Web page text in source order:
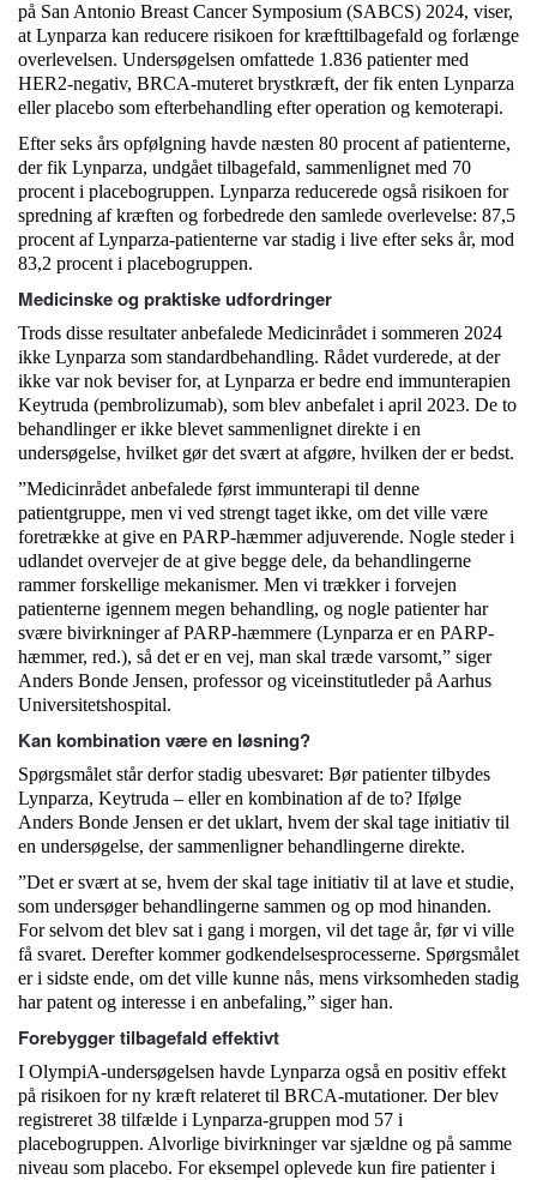
på San Antonio Breast Cancer Symposium (SABCS) 2024, viser,
at Lynparza kan reducere risikoen for kræfttilbagefald og forlænge
overlevelsen. Undersøgelsen omfattede 1.836 patienter med
HER2-negativ, BRCA-muteret brystkræft, der fik enten Lynparza
eller placebo som efterbehandling efter operation og kemoterapi.
Efter seks års opfølgning havde næsten 80 procent af patienterne,
der fik Lynparza, undgået tilbagefald, sammenlignet med 70
procent i placebogruppen. Lynparza reducerede også risikoen for
spredning af kræften og forbedrede den samlede overlevelse: 87,5
procent af Lynparza-patienterne var stadig i live efter seks år, mod
83,2 procent i placebogruppen.
Medicinske og praktiske udfordringer
Trods disse resultater anbefalede Medicinrådet i sommeren 2024
ikke Lynparza som standardbehandling. Rådet vurderede, at der
ikke var nok beviser for, at Lynparza er bedre end immunterapien
Keytruda (pembrolizumab), som blev anbefalet i april 2023. De to
behandlinger er ikke blevet sammenlignet direkte i en
undersøgelse, hvilket gør det svært at afgøre, hvilken der er bedst.
”Medicinrådet anbefalede først immunterapi til denne
patientgruppe, men vi ved strengt taget ikke, om det ville være
foretrække at give en PARP-hæmmer adjuverende. Nogle steder i
udlandet overvejer de at give begge dele, da behandlingerne
rammer forskellige mekanismer. Men vi trækker i forvejen
patienterne igennem megen behandling, og nogle patienter har
svære bivirkninger af PARP-hæmmere (Lynparza er en PARP-
hæmmer, red.), så det er en vej, man skal træde varsomt,” siger
Anders Bonde Jensen, professor og viceinstitutleder på Aarhus
Universitetshospital.
Kan kombination være en løsning?
Spørgsmålet står derfor stadig ubesvaret: Bør patienter tilbydes
Lynparza, Keytruda – eller en kombination af de to? Ifølge
Anders Bonde Jensen er det uklart, hvem der skal tage initiativ til
en undersøgelse, der sammenligner behandlingerne direkte.
”Det er svært at se, hvem der skal tage initiativ til at lave et studie,
som undersøger behandlingerne sammen og op mod hinanden.
For selvom det blev sat i gang i morgen, vil det tage år, før vi ville
få svaret. Derefter kommer godkendelsesprocesserne. Spørgsmålet
er i sidste ende, om det ville kunne nås, mens virksomheden stadig
har patent og interesse i en anbefaling,” siger han.
Forebygger tilbagefald effektivt
I OlympiA-undersøgelsen havde Lynparza også en positiv effekt
på risikoen for ny kræft relateret til BRCA-mutationer. Der blev
registreret 38 tilfælde i Lynparza-gruppen mod 57 i
placebogruppen. Alvorlige bivirkninger var sjældne og på samme
niveau som placebo. For eksempel oplevede kun fire patienter i